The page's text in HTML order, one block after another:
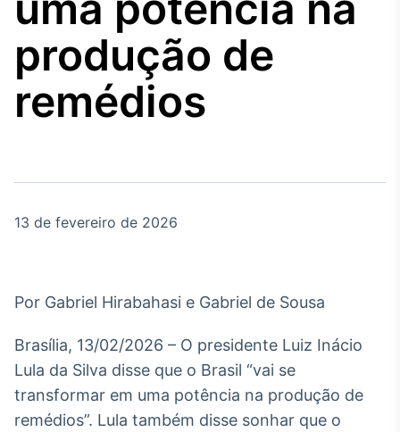
Agro
Tudo sobre o
agronegócio
O setor de
no Brasil
Broadcast
White Label
produção de
remédios
13 de fevereiro de 2026
Por Gabriel Hirabahasi e Gabriel de Sousa
Brasília, 13/02/2026 – O presidente Luiz Inácio
Lula da Silva disse que o Brasil “vai se
transformar em uma potência na produção de
remédios”. Lula também disse sonhar que o